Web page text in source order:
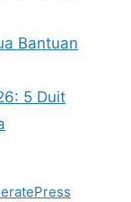
Bantuan
5 Duit